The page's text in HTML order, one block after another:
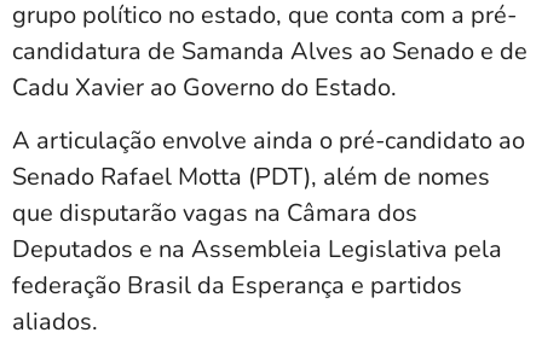
grupo político no estado, que conta com a pré-
candidatura de Samanda Alves ao Senado e de
Cadu Xavier ao Governo do Estado.
A articulação envolve ainda o pré-candidato ao
Senado Rafael Motta (PDT), além de nomes
que disputarão vagas na Câmara dos
Deputados e na Assembleia Legislativa pela
federação Brasil da Esperança e partidos
aliados.